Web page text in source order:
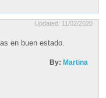
Updated: 11/02/2020
en buen estado.
By: Martina